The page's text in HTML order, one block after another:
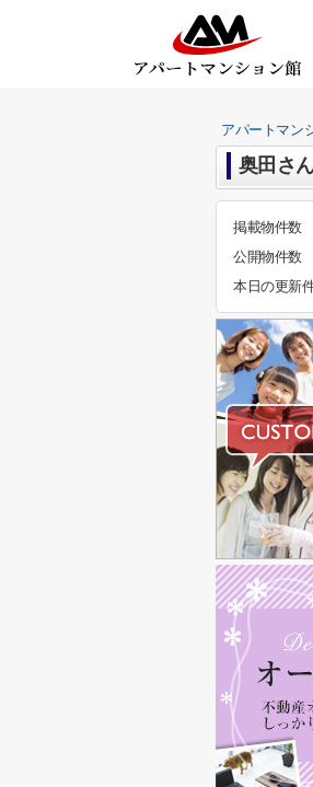
アパートマン
奥田さ
掲載物件数
公開物件数
本日の更新